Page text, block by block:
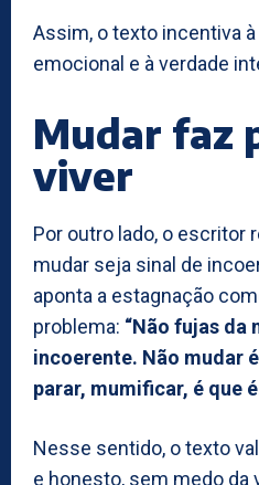
Assim, o texto incentiva
emocional e à verdade
Mudar faz
viver
Por outro lado, o escritor
mudar seja sinal de
aponta a estagnação
problema: “Não fujas da
incoerente. Não mudar
parar, mumificar, é que
Nesse sentido, o texto
e honesto, sem medo da